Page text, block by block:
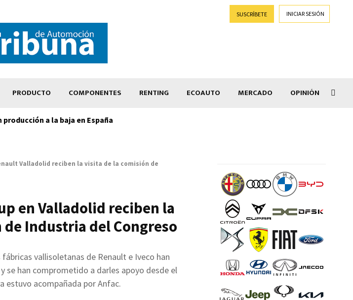
SUSCRÍBETE INICIAR SESIÓN
PRODUCTO COMPONENTES RENTING ECOAUTO MERCADO OPINIÓN
a la baja en España
Valladolid reciben la visita de la comisión de
en Valladolid reciben la
Industria del Congreso
vallisoletanas de Renault e Iveco han
se han comprometido a darles apoyo desde el
estuvo acompañada por Anfac.